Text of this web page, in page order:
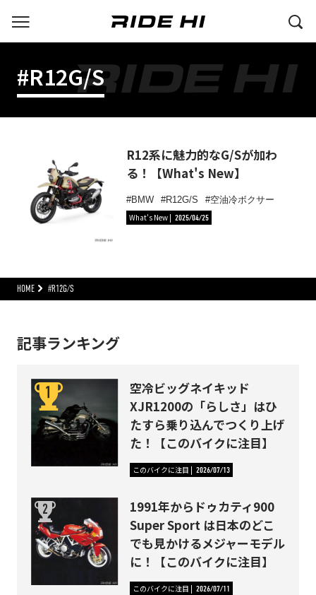
#R12G/S
R12系に魅力的なG/Sが加わ
る！【What's New】
BMW R12G/S
空油冷ボクサー
What's New
2025/04/25
HOME #R12G/S
記事ランキング
空冷ビッグネイキッド
XJR1200の「らしさ」はひ
たすら乗り込んでつくり上げ
た！【このバイクに注目】
このバイクに注目 2026/07/13
1991年からドゥカティ900
Super Sport は日本のどこ
でも見かけるメジャーモデル
に！【このバイクに注目】
このバイクに注目 2026/07/11